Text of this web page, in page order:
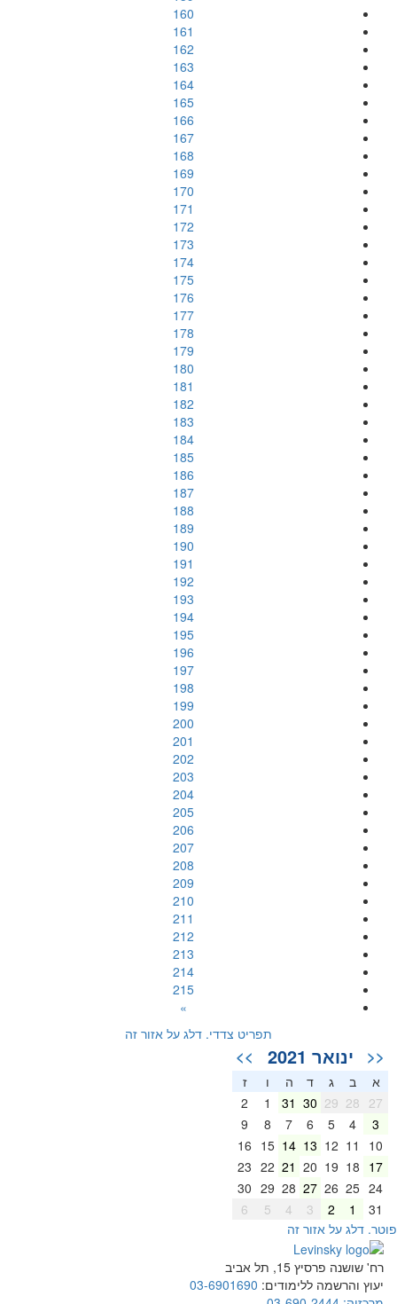
160
161
162
163
164
165
166
167
168
169
170
171
172
173
174
175
176
177
178
179
180
181
182
183
184
185
186
187
188
189
190
191
192
193
194
195
196
197
198
199
200
201
202
203
204
205
206
207
208
209
210
211
212
213
214
215
»
תפריט צדדי. דלג על אזור זה
<< ינואר 2021 >>
א ב ג ד ה
ז
27
28
29
30
31
2
3
4
5
6
7
8
9
10
11
12
13
14
15
16
17
18
19
20
21
22
23
24
25
26
27
28
29
30
31
2
3
4
5
6
דלג על אזור זה
רח' שושנה פרסיץ 15, תל אביב
יעוץ והרשמה ללימודים: 03-6901690